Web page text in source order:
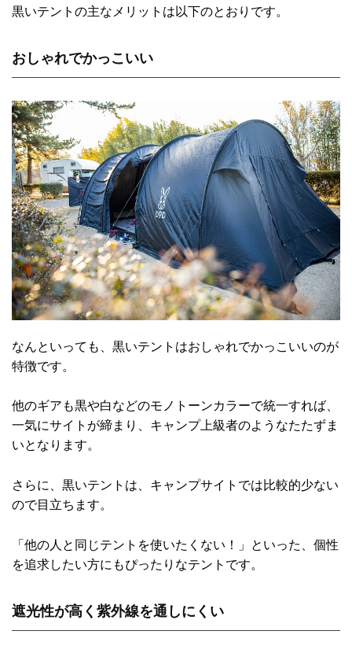
黒いテントの主なメリットは以下のとおりです。
おしゃれでかっこいい
なんといっても、黒いテントはおしゃれでかっこいいのが
特徴です。
他のギアも黒や白などのモノトーンカラーで統一すれば、
一気にサイトが締まり、キャンプ上級者のようなたたずま
いとなります。
さらに、黒いテントは、キャンプサイトでは比較的少ない
ので目立ちます。
「他の人と同じテントを使いたくない！」といった、個性
を追求したい方にもぴったりなテントです。
遮光性が高く紫外線を通しにくい